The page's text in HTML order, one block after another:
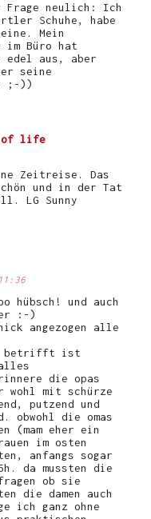
Frage neulich: Ich
Schuhe, habe
Mein
im Büro hat
edel aus, aber
seine
;-))
of life
Zeitreise. Das
und in der Tat
LG Sunny
hübsch! und auch
:-)
angezogen alle
betrifft ist
die opas
wohl mit schürze
putzend und
obwohl die omas
(mam eher ein
im osten
anfangs sogar
da mussten die
ob sie
die damen auch
ich ganz ohne